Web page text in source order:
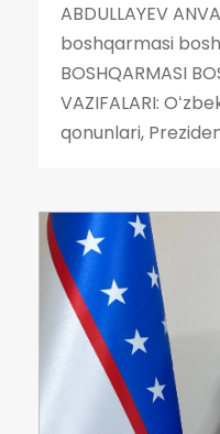
ABDULLAYEV
boshqarmasi
BOSHQARMASI
VAZIFALARI:
qonunlari,